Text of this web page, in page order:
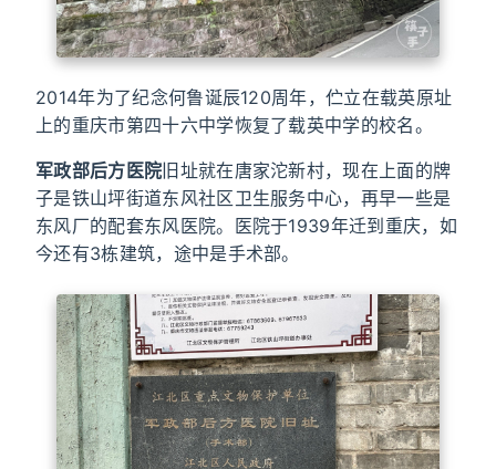
2014年为了纪念何鲁诞辰120周年，伫立在载英原址
上的重庆市第四十六中学恢复了载英中学的校名。
军政部后方医院 旧址就在唐家沱新村，现在上面的牌
子是铁山坪街道东风社区卫生服务中心，再早一些是
东风厂的配套东风医院。医院于1939年迁到重庆，如
今还有3栋建筑，途中是手术部。